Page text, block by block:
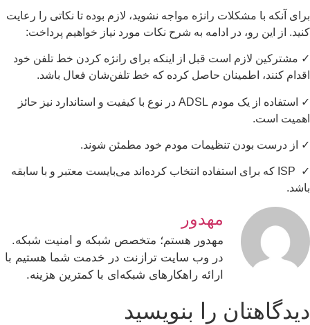
آنکه با مشکلات رانژه مواجه نشوید، لازم بوده تا نکاتی را رعایت
از این رو، در ادامه به شرح نکات مورد نیاز خواهیم پرداخت:
مشترکین لازم است قبل از اینکه برای رانژه کردن خط تلفن خود
کنند، اطمینان حاصل کرده که خط تلفن‌شان فعال باشد.
✓ استفاده از یک مودم ADSL در نوع با کیفیت و استاندارد نیز حائز
است.
از درست بودن تنظیمات مودم خود مطمئن شوند.
✓ ISP که برای استفاده انتخاب کرده‌اند می‌بایست معتبر و با سابقه
مهدور
مهدور هستم؛ متخصص شبکه و امنیت شبکه.
در وب سایت ترازنت در خدمت شما هستیم با
ارائه راهکارهای شبکه‌ای با کمترین هزینه.
را بنویسید